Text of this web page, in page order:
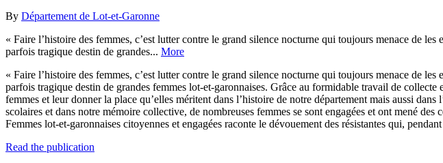
By Département de Lot-et-Garonne
« Faire l’histoire des femmes, c’est lutter contre le grand silence nocturne qui toujours menace de
parfois tragique destin de grandes... More
« Faire l’histoire des femmes, c’est lutter contre le grand silence nocturne qui toujours menace de
parfois tragique destin de grandes femmes lot-et-garonnaises. Grâce au formidable travail de
femmes et leur donner la place qu’elles méritent dans l’histoire de notre département mais aussi
scolaires et dans notre mémoire collective, de nombreuses femmes se sont engagées et ont mené
Femmes lot-et-garonnaises citoyennes et engagées raconte le dévouement des résistantes qui,
Read the publication